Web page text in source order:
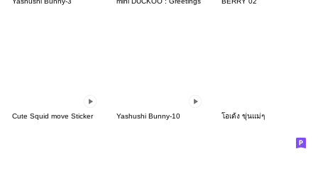
Cute Squid move Sticker Yashushi Bunny-10 โอเด้ง ขุ่นแม่ๆ